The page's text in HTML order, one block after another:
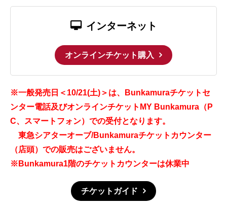
インターネット
オンラインチケット購入
※一般発売日＜10/21(土)＞は、Bunkamuraチケットセ
ンター電話及びオンラインチケットMY Bunkamura（P
C、スマートフォン）での受付となります。
東急シアターオーブ/Bunkamuraチケットカウンター
（店頭）での販売はございません。
※Bunkamura1階のチケットカウンターは休業中
チケットガイド